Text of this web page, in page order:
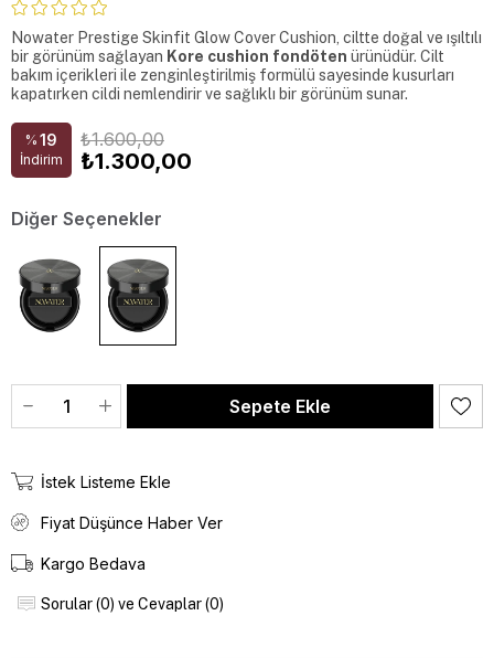
Nowater Prestige Skinfit Glow Cover Cushion, ciltte doğal ve ışıltılı
bir görünüm sağlayan Kore cushion fondöten ürünüdür. Cilt
bakım içerikleri ile zenginleştirilmiş formülü sayesinde kusurları
kapatırken cildi nemlendirir ve sağlıklı bir görünüm sunar.
% 19
İndirim
₺1.600,00
₺1.300,00
Diğer Seçenekler
İstek Listeme Ekle
Fiyat Düşünce Haber Ver
Kargo Bedava
Sorular (0) ve Cevaplar (0)